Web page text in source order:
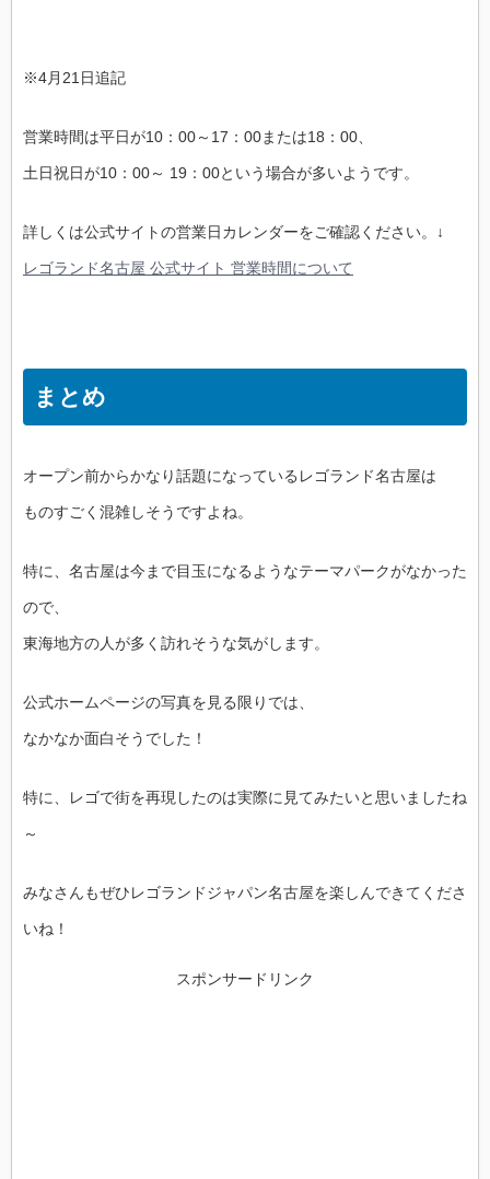
※4月21日追記
営業時間は平日が10：00～17：00または18：00、
土日祝日が10：00～ 19：00という場合が多いようです。
詳しくは公式サイトの営業日カレンダーをご確認ください。↓
レゴランド名古屋 公式サイト 営業時間について
まとめ
オープン前からかなり話題になっているレゴランド名古屋は
ものすごく混雑しそうですよね。
特に、名古屋は今まで目玉になるようなテーマパークがなかった
ので、
東海地方の人が多く訪れそうな気がします。
公式ホームページの写真を見る限りでは、
なかなか面白そうでした！
特に、レゴで街を再現したのは実際に見てみたいと思いましたね
～
みなさんもぜひレゴランドジャパン名古屋を楽しんできてくださ
いね！
スポンサードリンク